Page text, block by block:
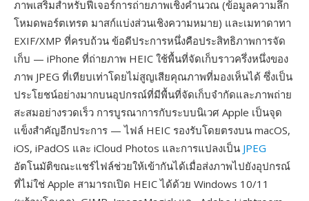
ภาพเสริมสำหรับฟีเจอร์การถ่ายภาพเชิงคำนวณ (ข้อมูลความลึก
โหมดพอร์ตเทรต มาสก์แบ่งส่วนเชิงความหมาย) และเมทาดาทา
EXIF/XMP ที่ครบถ้วน ข้อดีประการหนึ่งคือประสิทธิภาพการจัด
เก็บ — iPhone ที่ถ่ายภาพ HEIC ใช้พื้นที่จัดเก็บราวครึ่งหนึ่งของ
ภาพ JPEG ที่เทียบเท่าโดยไม่สูญเสียคุณภาพที่มองเห็นได้ ซึ่งเป็น
ประโยชน์อย่างมากบนอุปกรณ์ที่มีพื้นที่จัดเก็บจำกัดและภาพถ่าย
สะสมอย่างรวดเร็ว การบูรณาการกับระบบนิเวศ Apple เป็นจุด
แข็งสำคัญอีกประการ — ไฟล์ HEIC รองรับโดยตรงบน macOS,
iOS, iPadOS และ iCloud Photos และการแปลงเป็น JPEG
อัตโนมัติขณะแชร์ไฟล์ช่วยให้เข้ากันได้เมื่อส่งภาพไปยังอุปกรณ์
ที่ไม่ใช่ Apple สามารถเปิด HEIC ได้ด้วย Windows 10/11